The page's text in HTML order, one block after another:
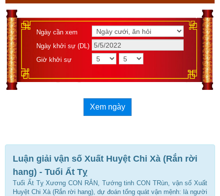
Ngày cần xem
Ngày khởi sự (DL)
Giờ khởi sự
Xem ngày
Luận giải vận số Xuất Huyệt Chi Xà (Rắn rời
hang) - Tuổi Ất Tỵ
Tuổi Ất Tỵ Xương CON RẮN, Tướng tinh CON TRùn, vận số Xuất
Huyệt Chi Xà (Rắn rời hang), dự đoán tổng quát vận mệnh: là người